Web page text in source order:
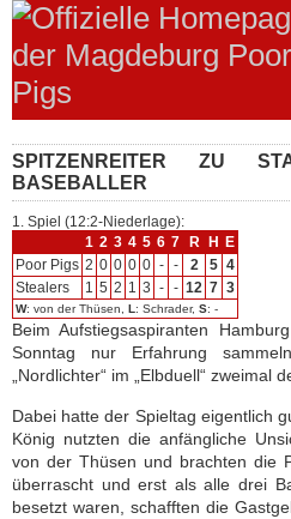
SPITZENREITER ZU
BASEBALLER
1. Spiel (12:2-Niederlage):
1 2 3 4 5 6 7 R H
E
Poor Pigs 2 0 0 0 0 - - 2 5 4
Stealers
1 5 2 1 3 - - 12 7 3
W: von der Thüsen, L : Schrader, S: -
Beim Aufstiegsaspiranten
Sonntag nur Erfahrung
„Nordlichter“ im „Elbduell“ zweimal
Dabei hatte der Spieltag eigentlich
König nutzten die anfängliche
von der Thüsen und brachten die
überrascht und erst als alle drei
besetzt waren, schafften die